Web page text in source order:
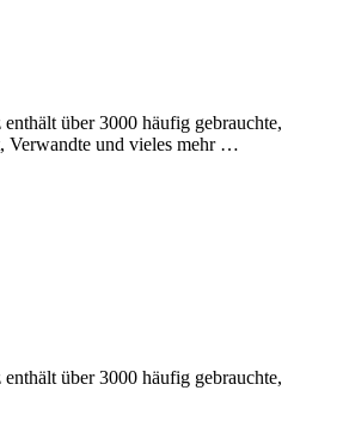
über 3000 häufig gebrauchte,
Verwandte und vieles mehr …
über 3000 häufig gebrauchte,